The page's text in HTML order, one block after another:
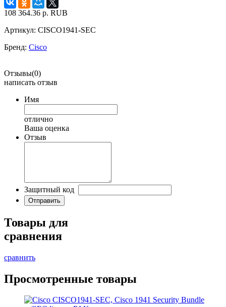
108 364.36 р. RUB
Артикул: CISCO1941-SEC
Бренд: Cisco
Отзывы(0)
написать отзыв
Имя
отлично
Ваша оценка
Отзыв
Защитный код
Товары для
сравнения
сравнить
Просмотренные товары